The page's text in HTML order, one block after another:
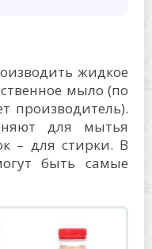
жидкое
мыло (по
производитель).
для мытья
– для стирки. В
быть самые